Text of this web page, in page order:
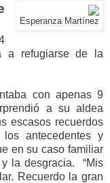
Esperanza Martínez
refugiarse de la
con apenas 9
a su aldea
escasos recuerdos
antecedentes y
en su caso familiar
la desgracia. “Mis
Recuerdo la gran